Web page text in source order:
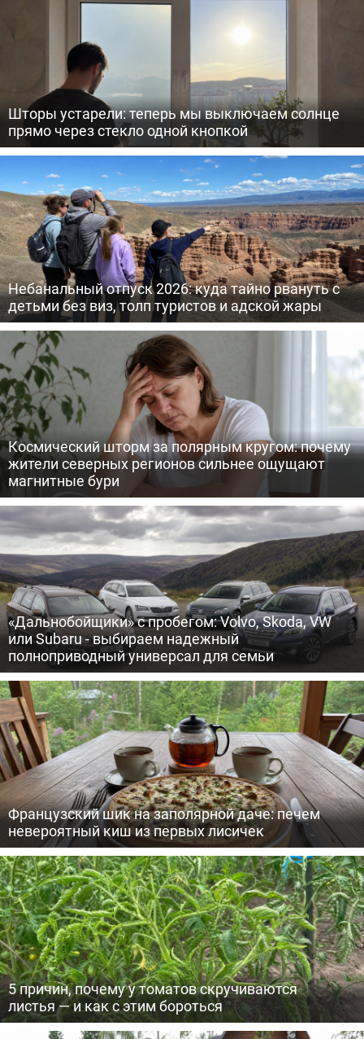
Шторы устарели: теперь мы выключаем солнце
прямо через стекло одной кнопкой
Небанальный отпуск 2026: куда тайно рвануть с
детьми без виз, толп туристов и адской жары
Космический шторм за полярным кругом: почему
жители северных регионов сильнее ощущают
магнитные бури
«Дальнобойщики» с пробегом: Volvo, Skoda, VW
или Subaru - выбираем надежный
полноприводный универсал для семьи
Французский шик на заполярной даче: печем
невероятный киш из первых лисичек
5 причин, почему у томатов скручиваются
листья — и как с этим бороться